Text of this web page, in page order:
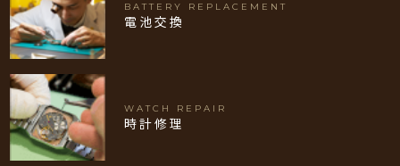
BATTERY REPLACEMENT
電池交換
WATCH REPAIR
時計修理